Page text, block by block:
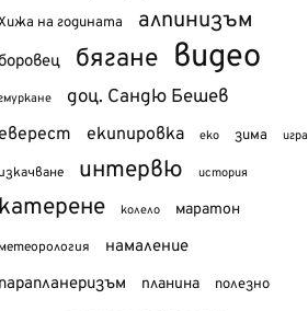
на годината алпинизъм
бягане видео
доц. Сандю Бешев
екипировка еко зима игра
интервю история
колело маратон
намаление
планина полезно